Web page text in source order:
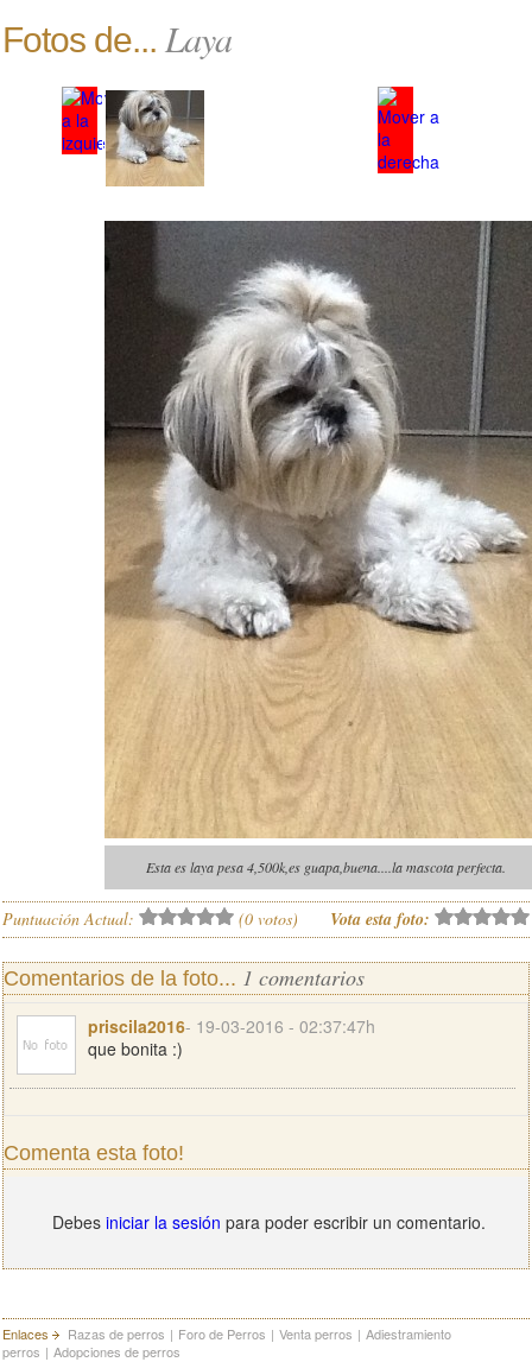
Fotos de... Laya
Esta es laya pesa 4,500k,es guapa,buena....la mascota perfecta.
Puntuación Actual: (0 votos) Vota esta foto:
Comentarios de la foto... 1 comentarios
priscila2016- 19-03-2016 - 02:37:47h
que bonita :)
Comenta esta foto!
Debes iniciar la sesión para poder escribir un comentario.
Enlaces Razas de perros | Foro de Perros | Venta perros | Adiestramiento
perros | Adopciones de perros